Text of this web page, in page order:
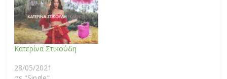
Κατερίνα Στικούδη
28/05/2021